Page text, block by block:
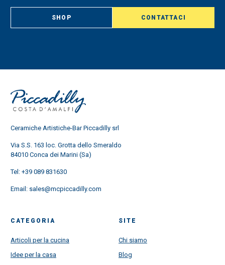
SHOP CONTATTACI
Ceramiche Artistiche-Bar Piccadilly srl
Via S.S. 163 loc. Grotta dello Smeraldo
84010 Conca dei Marini (Sa)
Tel: +39 089 831630
Email: sales@mcpiccadilly.com
CATEGORIA
Articoli per la cucina
Idee per la casa
SITE
Chi siamo
Blog